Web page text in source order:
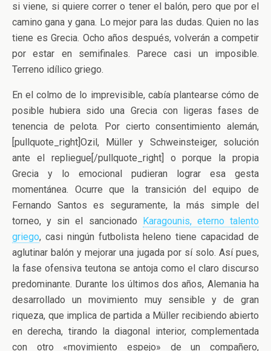
si viene, si quiere correr o tener el balón, pero que por el
camino gana y gana. Lo mejor para las dudas. Quien no las
tiene es Grecia. Ocho años después, volverán a competir
por estar en semifinales. Parece casi un imposible.
Terreno idílico griego.
En el colmo de lo imprevisible, cabía plantearse cómo de
posible hubiera sido una Grecia con ligeras fases de
tenencia de pelota. Por cierto consentimiento alemán,
[pullquote_right]Ozil, Müller y Schweinsteiger, solución
ante el repliegue[/pullquote_right] o porque la propia
Grecia y lo emocional pudieran lograr esa gesta
momentánea. Ocurre que la transición del equipo de
Fernando Santos es seguramente, la más simple del
torneo, y sin el sancionado Karagounis, eterno talento
griego, casi ningún futbolista heleno tiene capacidad de
aglutinar balón y mejorar una jugada por sí solo. Así pues,
la fase ofensiva teutona se antoja como el claro discurso
predominante. Durante los últimos dos años, Alemania ha
desarrollado un movimiento muy sensible y de gran
riqueza, que implica de partida a Müller recibiendo abierto
en derecha, tirando la diagonal interior, complementada
con otro «movimiento espejo» de un compañero,